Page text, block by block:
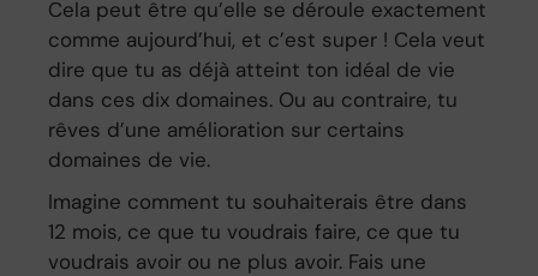
Cela peut être qu’elle se déroule exactement
comme aujourd’hui, et c’est super ! Cela veut
dire que tu as déjà atteint ton idéal de vie
dans ces dix domaines. Ou au contraire, tu
rêves d’une amélioration sur certains
domaines de vie.
Imagine comment tu souhaiterais être dans
12 mois, ce que tu voudrais faire, ce que tu
voudrais avoir ou ne plus avoir. Fais une